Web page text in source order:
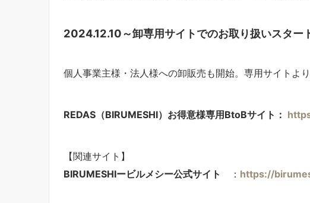
2024.12.10～卸専用サイトでのお取り扱いスター
個人事業主様・法人様への卸販売も開始。専用サイトよ
REDAS（BIRUMESHI） お得意様専用BtoBサイト：
【関連サイト】
BIRUMESHIービルメシー公式サイト
： https://